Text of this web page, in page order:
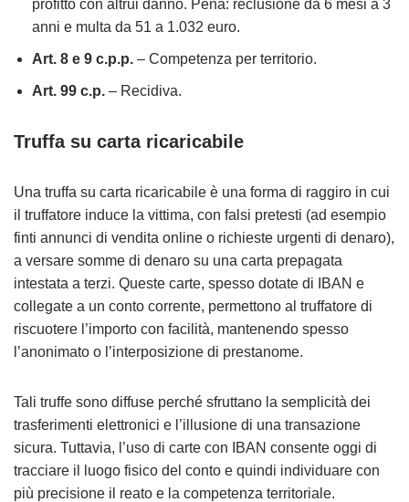
profitto con altrui danno. Pena: reclusione da 6 mesi a 3
anni e multa da 51 a 1.032 euro.
Art. 8 e 9 c.p.p. – Competenza per territorio.
Art. 99 c.p. – Recidiva.
Truffa su carta ricaricabile
Una truffa su carta ricaricabile è una forma di raggiro in cui
il truffatore induce la vittima, con falsi pretesti (ad esempio
finti annunci di vendita online o richieste urgenti di denaro),
a versare somme di denaro su una carta prepagata
intestata a terzi. Queste carte, spesso dotate di IBAN e
collegate a un conto corrente, permettono al truffatore di
riscuotere l’importo con facilità, mantenendo spesso
l’anonimato o l’interposizione di prestanome.
Tali truffe sono diffuse perché sfruttano la semplicità dei
trasferimenti elettronici e l’illusione di una transazione
sicura. Tuttavia, l’uso di carte con IBAN consente oggi di
tracciare il luogo fisico del conto e quindi individuare con
più precisione il reato e la competenza territoriale.